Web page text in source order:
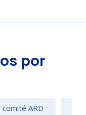
por
comité ARD